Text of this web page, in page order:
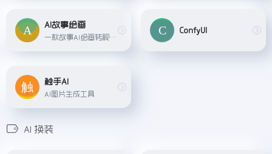
AI故事绘画
一款故事AI绘画转视频工具，快速实现从文案到视频的制作，故事、小说、漫画推文一站式生成，0基础小白也能轻松上手。
ConfyUI
触手AI
AI图片生成工具
AI 换装